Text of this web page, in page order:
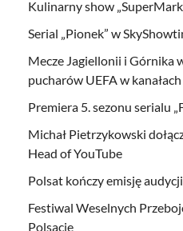
Kulinarny show
Serial „Pionek” w
Mecze Jagiellonii i Górnika
pucharów UEFA w
Premiera 5. sezonu serialu
Michał Pietrzykowski
Head of YouTube
Polsat kończy emisję
Festiwal Weselnych
Polsacie